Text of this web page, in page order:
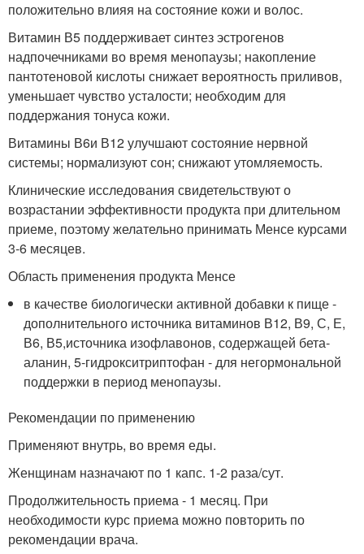
положительно влияя на состояние кожи и волос.
Витамин В5 поддерживает синтез эстрогенов
надпочечниками во время менопаузы; накопление
пантотеновой кислоты снижает вероятность приливов,
уменьшает чувство усталости; необходим для
поддержания тонуса кожи.
Витамины В6и В12улучшают состояние нервной
системы; нормализуют сон; снижают утомляемость.
Клинические исследования свидетельствуют о
возрастании эффективности продукта при длительном
приеме, поэтому желательно принимать Менсе курсами
3-6 месяцев.
Область применения продукта Менсе
в качестве биологически активной добавки к пище -
дополнительного источника витаминов В12, В9, С, Е,
В6, В5,источника изофлавонов, содержащей бета-
аланин, 5-гидрокситриптофан - для негормональной
поддержки в период менопаузы.
Рекомендации по применению
Применяют внутрь, во время еды.
Женщинам назначают по 1 капс. 1-2 раза/сут.
Продолжительность приема - 1 месяц. При
необходимости курс приема можно повторить по
рекомендации врача.